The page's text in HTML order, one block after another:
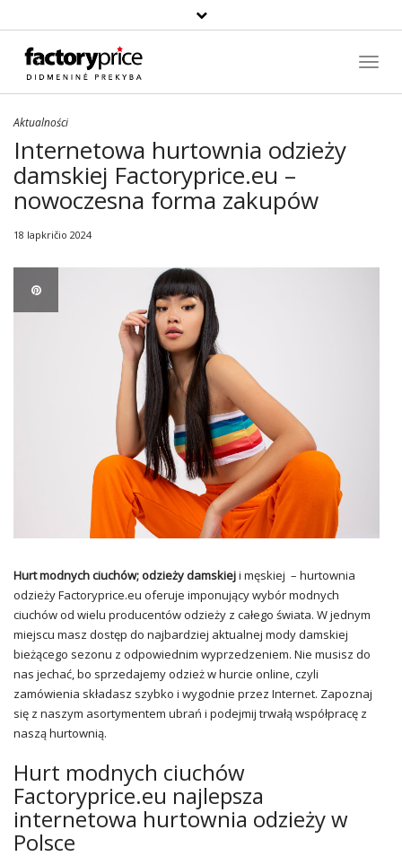
Paieška
Aktualności
Internetowa hurtownia odzieży
damskiej Factoryprice.eu –
nowoczesna forma zakupów
18 lapkričio 2024
Hurt modnych ciuchów; odzieży damskieji męskiej – hurtownia
odzieży Factoryprice.eu oferuje imponujący wybór modnych
ciuchów od wielu producentów odzieży z całego świata. W jednym
miejscu masz dostęp do najbardziej aktualnej mody damskiej
bieżącego sezonu z odpowiednim wyprzedzeniem. Nie musisz do
nas jechać, bo sprzedajemy odzież w hurcie online, czyli
zamówienia składasz szybko i wygodnie przez Internet. Zapoznaj
się z naszym asortymentem ubrań i podejmij trwałą współpracę z
naszą hurtownią.
Hurt modnych ciuchów
Factoryprice.eu najlepsza
internetowa hurtownia odzieży w
Polsce